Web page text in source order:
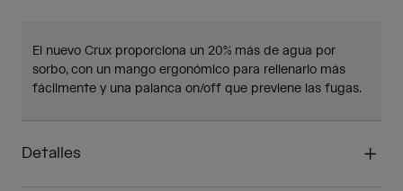
El nuevo Crux proporciona un 20% más de agua por
sorbo, con un mango ergonómico para rellenarlo más
fácilmente y una palanca on/off que previene las fugas.
Detalles